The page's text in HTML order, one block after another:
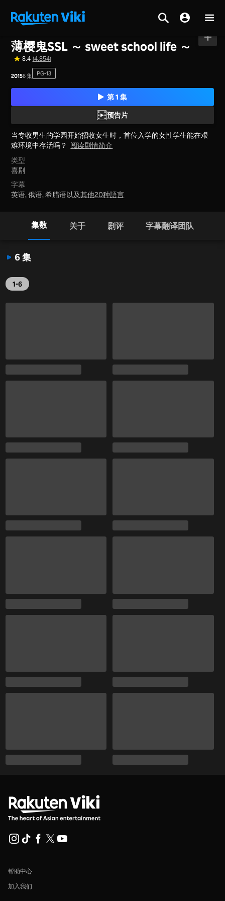
薄樱鬼SSL ～ sweet school life ～
8.4 (4,854)
20156 集 PG-13
第 1 集
预告片
当专收男生的学园开始招收女生时，首位入学的女性学生能在艰
难环境中存活吗？ 阅读剧情简介
类型
喜剧
字幕
英语, 俄语, 希腊语以及其他20种語言
集数 关于 剧评 字幕翻译团队
6 集
1-6
帮助中心
加入我们